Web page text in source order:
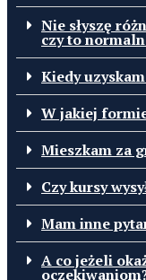
Nie słyszę
czy to
Kiedy
W jakiej
Mieszkam za
Czy kursy
Mam inne
A co jeżeli